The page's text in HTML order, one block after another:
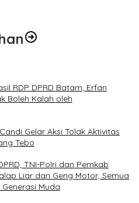
RDP DPRD Batam, Erfan
Boleh Kalah oleh
Gelar Aksi Tolak Aktivitas
Tebo
TNI-Polri dan Pemkab
Liar dan Geng Motor, Semua
Muda